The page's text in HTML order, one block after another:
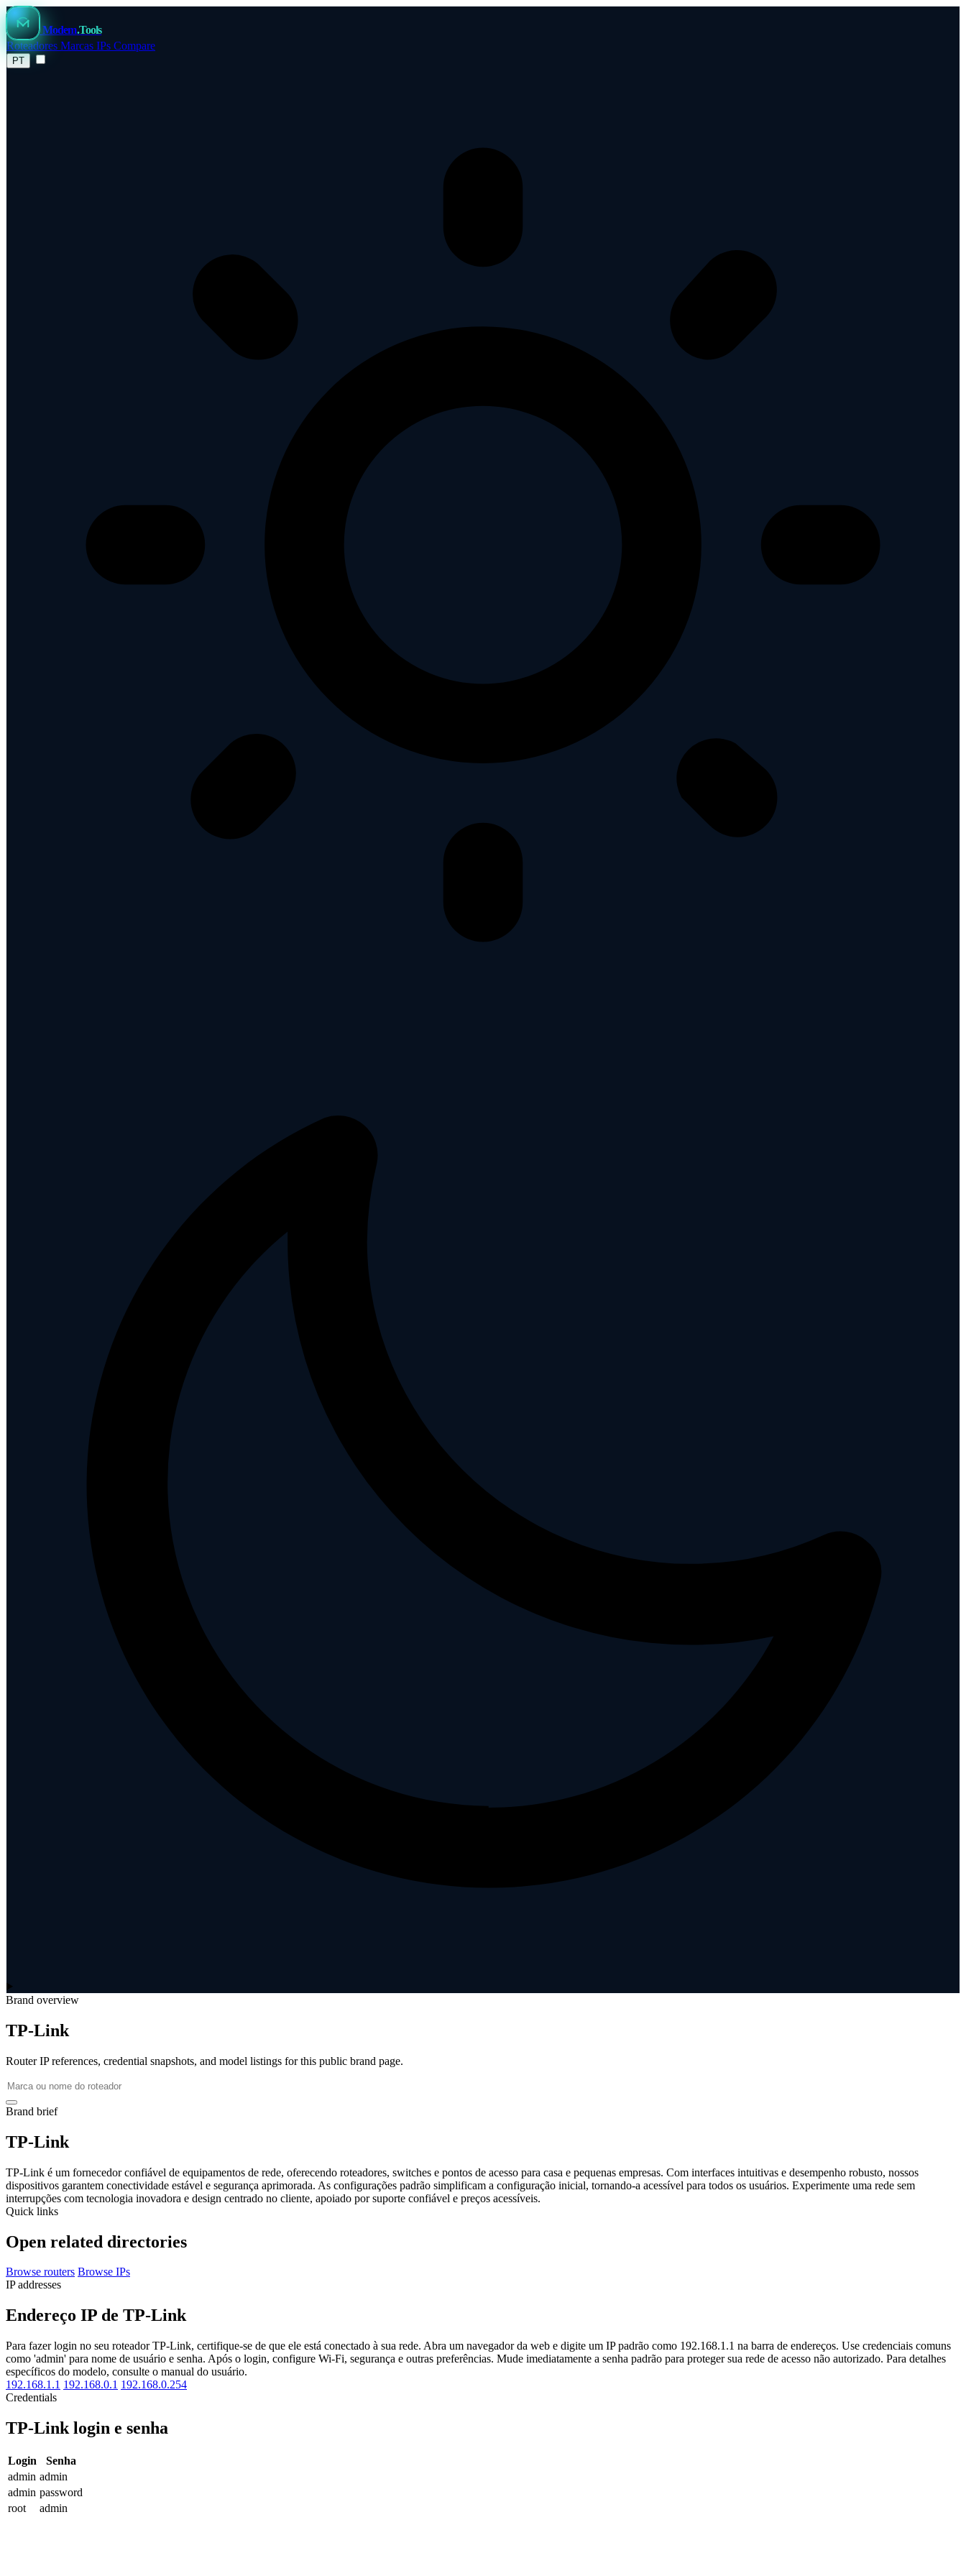
Modem.Tools
Roteadores Marcas IPs Compare
PT
Brand overview
TP-Link
Router IP references, credential snapshots, and model listings for this public brand page.
Brand brief
TP-Link
TP-Link é um fornecedor confiável de equipamentos de rede, oferecendo roteadores, switches e pontos de acesso para casa e pequenas empresas. Com interfaces intuitivas e desempenho robusto, nossos
dispositivos garantem conectividade estável e segurança aprimorada. As configurações padrão simplificam a configuração inicial, tornando-a acessível para todos os usuários. Experimente uma rede sem
interrupções com tecnologia inovadora e design centrado no cliente, apoiado por suporte confiável e preços acessíveis.
Quick links
Open related directories
Browse routers Browse IPs
IP addresses
Endereço IP de TP-Link
Para fazer login no seu roteador TP-Link, certifique-se de que ele está conectado à sua rede. Abra um navegador da web e digite um IP padrão como 192.168.1.1 na barra de endereços. Use credenciais comuns
como 'admin' para nome de usuário e senha. Após o login, configure Wi-Fi, segurança e outras preferências. Mude imediatamente a senha padrão para proteger sua rede de acesso não autorizado. Para detalhes
específicos do modelo, consulte o manual do usuário.
192.168.1.1 192.168.0.1 192.168.0.254
Credentials
TP-Link login e senha
Login
Senha
admin admin
admin password
root
admin